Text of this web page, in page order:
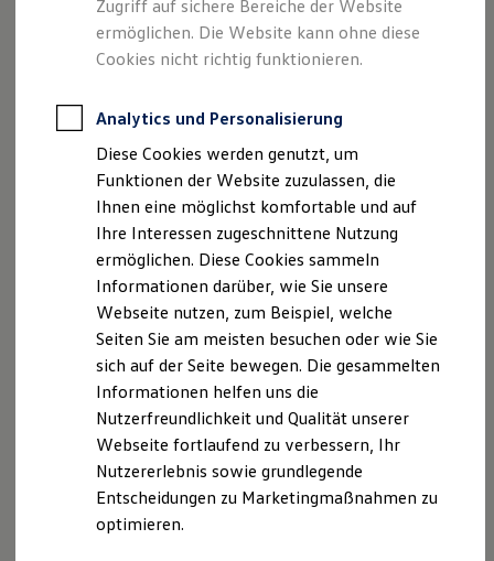
Für Gewerbekunden
Profi Paket
TopDeal
Zertifizierte Gebrauchtwagen
Für Privatkunden
Für Gewerbekunden
Leasing
Für Privatkunden
Für Gewerbekunden
Versicherungen & Garantien
Garantien
Kfz-Versicherung für Nutzfahrzeuge
Restschuldversicherung
Wartungsverträge
Besitzer & Service
Reparatur & Service
Sommer-Special
Reparatur, Pflege & Inspektion
Servicetermin anfragen
Service-Vorteile bei Volkswagen Nutzfahrzeuge
ServicePlus
Economy Service
Räder & Reifen Service
Ersatzfahrzeuge
Zugriff auf sichere Bereiche der Website
ermöglichen. Die Website kann ohne diese
Cookies nicht richtig funktionieren.
Analytics und Personalisierung
Diese Cookies werden genutzt, um
Funktionen der Website zuzulassen, die
Ihnen eine möglichst komfortable und auf
Ihre Interessen zugeschnittene Nutzung
ermöglichen. Diese Cookies sammeln
Informationen darüber, wie Sie unsere
Webseite nutzen, zum Beispiel, welche
Seiten Sie am meisten besuchen oder wie Sie
sich auf der Seite bewegen. Die gesammelten
Informationen helfen uns die
Nutzerfreundlichkeit und Qualität unserer
Webseite fortlaufend zu verbessern, Ihr
Nutzererlebnis sowie grundlegende
Entscheidungen zu Marketingmaßnahmen zu
optimieren.